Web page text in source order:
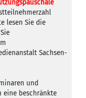
lesen Sie die
Sachsen-
und
eine beschränkte